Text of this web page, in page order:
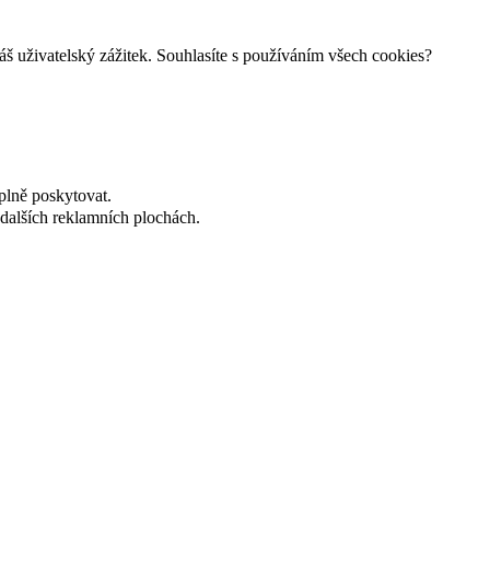
uživatelský zážitek. Souhlasíte s používáním všech cookies?
poskytovat.
reklamních plochách.